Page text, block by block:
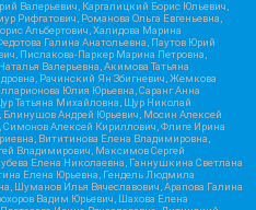
Валерьевич, Каргалицкий Борис Юльевич,
Рифгатович, Романова Ольга Евгеньевна,
Альбертович, Халидова Марина
Галина Анатольевна, Паутов Юрий
Пислакова-Паркер Марина Петровна,
Валерьевна, Акимова Татьяна
Рачинский Ян Збигневич, Жемкова
Юлия Юрьевна, Саранг Анна
Татьяна Михайловна, Щур Николай
Блинушов Андрей Юрьевич, Мосин Алексей
Симонов Алексей Кириллович, Флиге Ирина
Вититинова Елена Владимировна,
Владимирович, Максимов Сергей
Елена Николаевна, Ганнушкина Светлана
Елена Юрьевна, Гендель Людмила
Шуманов Илья Вячеславович, Арапова Галина
Вадим Юрьевич, Шахова Елена